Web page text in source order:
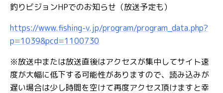
釣りビジョンHPでのお知らせ（放送予定も）
https://www.fishing-v.jp/program/program_data.php?
p=1039&pcd=1100730
※放送中または放送直後はアクセスが集中してサイト速
度が大幅に低下する可能性がありますので、読み込みが
遅い場合は少し時間を空けて再度アクセス頂けますと幸